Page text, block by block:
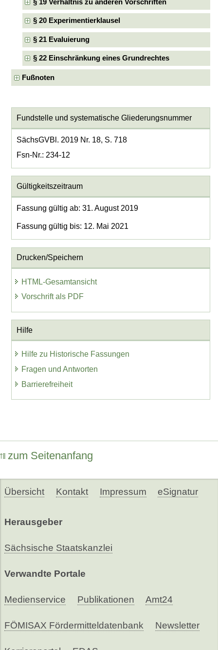
§ 19 Verhältnis zu anderen Vorschriften
§ 20 Experimentierklausel
§ 21 Evaluierung
§ 22 Einschränkung eines Grundrechtes
Fußnoten
Fundstelle und systematische Gliederungsnummer
SächsGVBl. 2019 Nr. 18, S. 718
Fsn-Nr.: 234-12
Gültigkeitszeitraum
Fassung gültig ab: 31. August 2019
Fassung gültig bis: 12. Mai 2021
Drucken/Speichern
HTML-Gesamtansicht
Vorschrift als PDF
Hilfe
Hilfe zu Historische Fassungen
Fragen und Antworten
Barrierefreiheit
zum Seitenanfang
Übersicht Kontakt Impressum eSignatur
Herausgeber
Sächsische Staatskanzlei
Verwandte Portale
Medienservice Publikationen Amt24
FÖMISAX Fördermitteldatenbank Newsletter